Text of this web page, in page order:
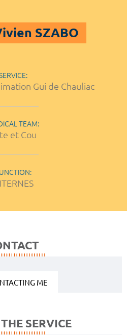
SZABO
Gui de Chauliac
TEAM:
et Cou
ME
SERVICE